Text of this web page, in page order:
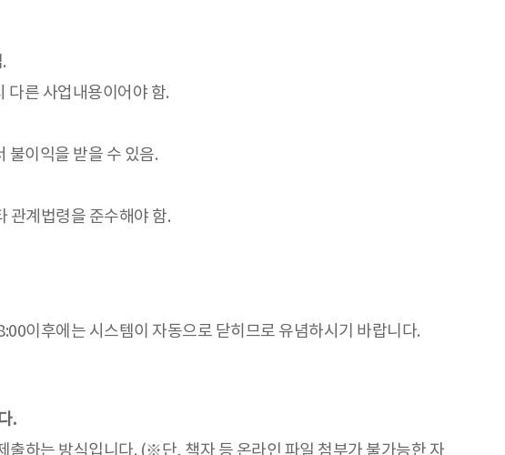
다른 사업내용이어야 함.
불이익을 받을 수 있음.
관계법령을 준수해야 함.
이후에는 시스템이 자동으로 닫히므로 유념하시기 바랍니다.
.
출하는 방식입니다. (※단, 책자 등 온라인 파일 첨부가 불가능한 자